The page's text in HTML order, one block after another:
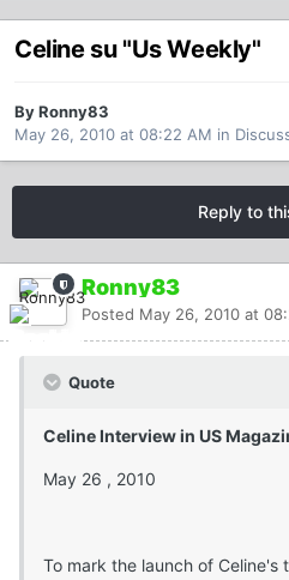
Celine su "Us Weekly"
By Ronny83
May 26, 2010 at 08:22 AM in
Reply to
Ronny83
Posted May 26, 2010 at
Quote
Celine Interview in US
May 26 , 2010
To mark the launch of Celine's